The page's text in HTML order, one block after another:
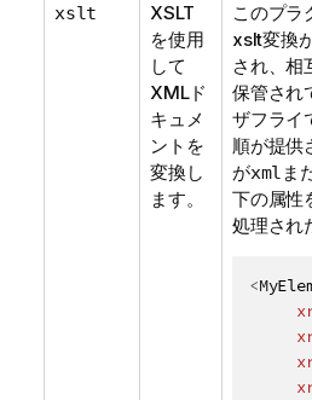
xslt
XSLT
を使用
して
XMLド
キュメ
ントを
変換し
ます。
このプラ
xslt変換
され、相
保管され
ザフライ
順が提供
がxml ま
下の属性
処理され
<